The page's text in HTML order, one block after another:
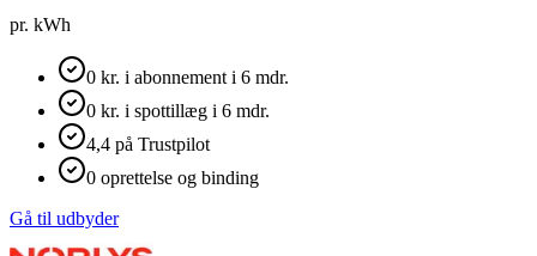
pr. kWh
0 kr. i abonnement i 6 mdr.
0 kr. i spottillæg i 6 mdr.
4,4 på Trustpilot
0 oprettelse og binding
Gå til udbyder